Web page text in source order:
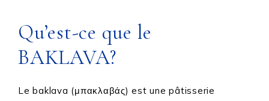
Qu’est-ce que le
BAKLAVA?
Le baklava (μπακλαβάς) est une pâtisserie